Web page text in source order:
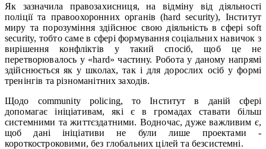
Як зазначила правозахисниця, на відміну від діяльності
поліції та правоохоронних органів (hard security), Інститут
миру та порозуміння здійснює свою діяльність в сфері soft
security, тобто саме в сфері формування соціальних навичок з
вирішення конфліктів у такий спосіб, щоб це не
перетворювалось у «hard» частину. Робота у даному напрямі
здійснюється як у школах, так і для дорослих осіб у формі
тренінгів та різноманітних заходів.
Щодо community policing, то Інститут в даній сфері
допомагає ініціативам, які є в громадах ставати більш
системними та життєздатними. Водночас, дуже важливим є,
щоб дані ініціативи не були лише проектами -
короткостроковими, без глобальних цілей та безсистемні.